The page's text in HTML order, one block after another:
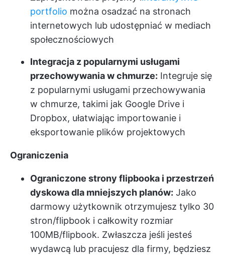
portfolio można osadzać na stronach
internetowych lub udostępniać w mediach
społecznościowych
Integracja z popularnymi usługami
przechowywania w chmurze: Integruje się
z popularnymi usługami przechowywania
w chmurze, takimi jak Google Drive i
Dropbox, ułatwiając importowanie i
eksportowanie plików projektowych
Ograniczenia
Ograniczone strony flipbooka i przestrzeń
dyskowa dla mniejszych planów: Jako
darmowy użytkownik otrzymujesz tylko 30
stron/flipbook i całkowity rozmiar
100MB/flipbook. Zwłaszcza jeśli jesteś
wydawcą lub pracujesz dla firmy, będziesz